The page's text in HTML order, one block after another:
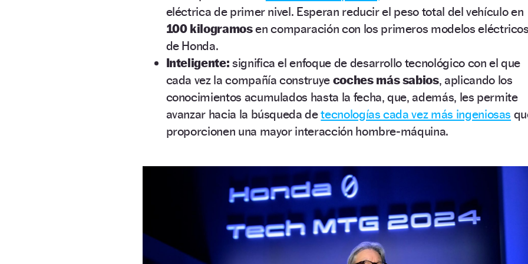
eléctrica de primer nivel. Esperan reducir el peso total del vehículo en
100 kilogramosen comparación con los primeros modelos
de Honda.
Inteligente: significa el enfoque de desarrollo tecnológico con el que
cada vez la compañía construye coches más sabios, aplicando los
conocimientos acumulados hasta la fecha, que, además, les permite
avanzar hacia la búsqueda detecnologías cada vez más ingeniosas
proporcionen una mayor interacción hombre-máquina.